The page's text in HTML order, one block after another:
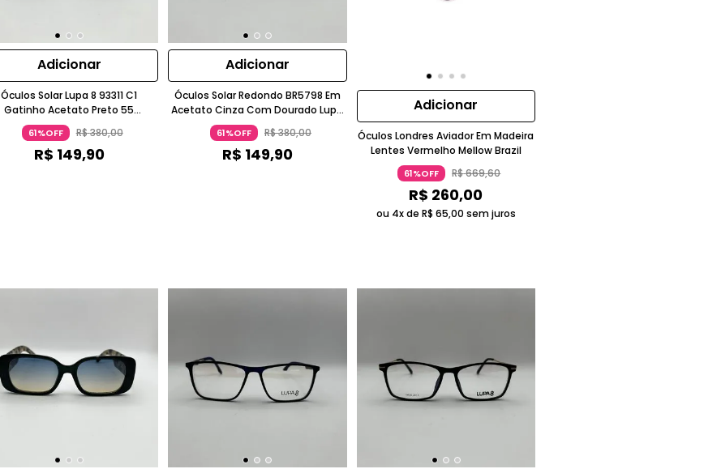
Adicionar
Óculos Solar Lupa 8 93311 C1
Gatinho Acetato Preto 55
Acessorios
61%OFF R$380,00
R$ 149,90
Adicionar
Óculos Solar Redondo BR5798 Em
Acetato Cinza Com Dourado Lupa
8
61%OFF R$380,00
R$ 149,90
Adicionar
Óculos Londres Aviador Em Madeira
Lentes Vermelho Mellow Brazil
61%OFF R$669,60
R$ 260,00
ou 4x de R$ 65,00 sem juros